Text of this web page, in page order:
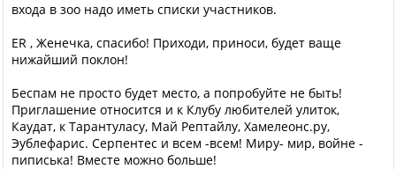
входа в зоо надо иметь списки участников.
ER , Женечка, спасибо! Приходи, приноси, будет ваще
нижайший поклон!
Беспам не просто будет место, а попробуйте не быть!
Приглашение относится и к Клубу любителей улиток,
Каудат, к Тарантуласу, Май Рептайлу, Хамелеонс.ру,
Эублефарис. Серпентес и всем -всем! Миру- мир, войне -
пиписька! Вместе можно больше!